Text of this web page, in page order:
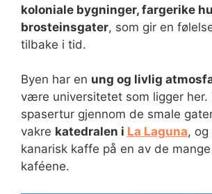
koloniale bygninger, fargerike
brosteinsgater, som gir en
tilbake i tid.
Byen har en ung og livlig
være universitetet som ligger her.
spasertur gjennom de smale
vakre katedralen i La Laguna, og
kanarisk kaffe på en av de
kaféene.